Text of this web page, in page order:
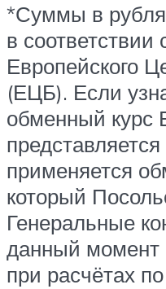
*Суммы в
в
Европейского
(ЕЦБ). Если
обменный курс
применяется
который
Генеральные
данный момент
при расчётах